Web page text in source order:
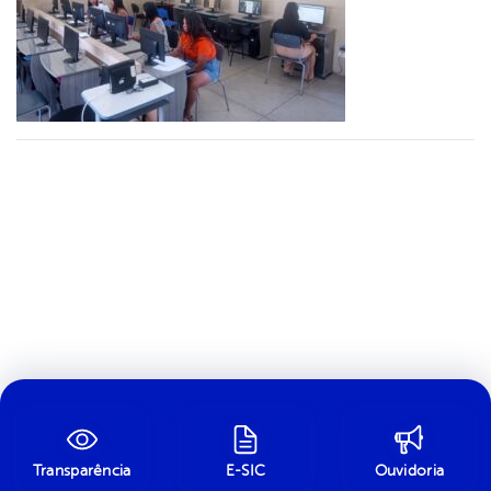
Transparência E-SIC Ouvidoria